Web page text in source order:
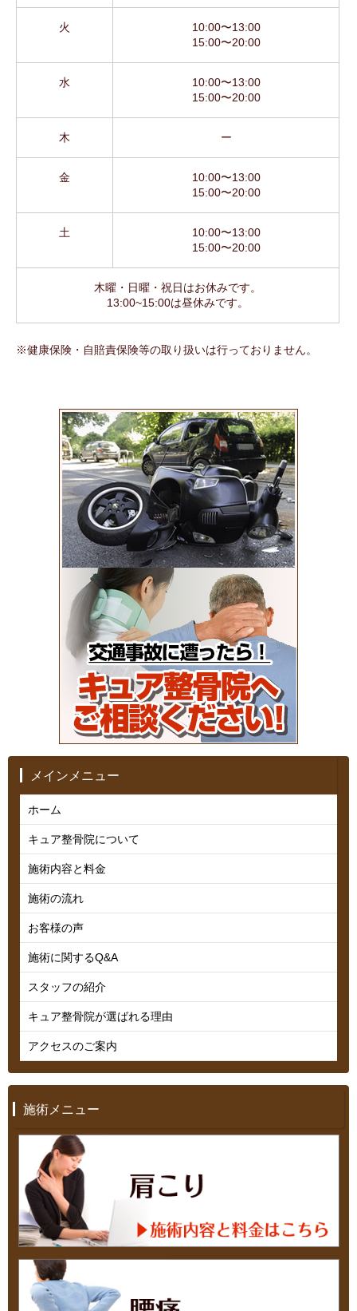
火
10:00〜13:00
15:00〜20:00
水
10:00〜13:00
15:00〜20:00
木 ー
金
10:00〜13:00
15:00〜20:00
土
10:00〜13:00
15:00〜20:00
木曜・日曜・祝日はお休みです。
13:00~15:00は昼休みです。
※健康保険・自賠責保険等の取り扱いは行っておりません。
メインメニュー
ホーム
キュア整骨院について
施術内容と料金
施術の流れ
お客様の声
施術に関するQ&A
スタッフの紹介
キュア整骨院が選ばれる理由
アクセスのご案内
施術メニュー